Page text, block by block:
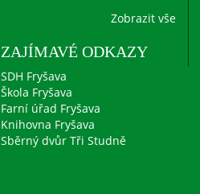
Zobrazit vše
ZAJÍMAVÉ ODKAZY
SDH Fryšava
Škola Fryšava
Farní úřad Fryšava
Knihovna Fryšava
Sběrný dvůr Tři Studně